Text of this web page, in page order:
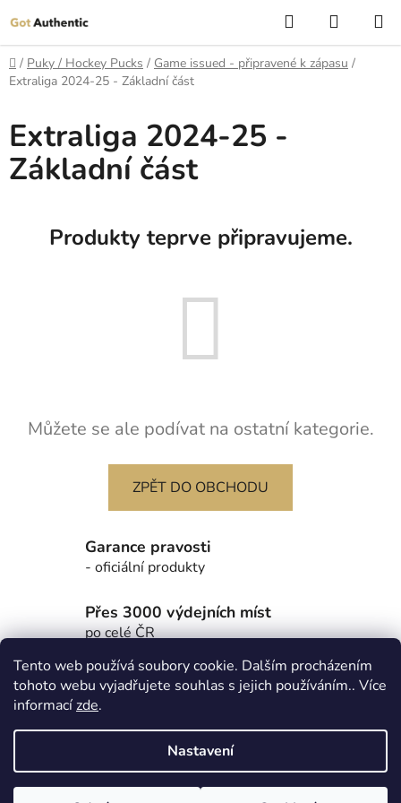
Tento web používá soubory cookie. Dalším procházením
tohoto webu vyjadřujete souhlas s jejich používáním.. Více
informacízde.
Nastavení
na
obsah
Hledat
KOŠÍK
Domů
/ Puky / Hockey Pucks / Game issued - připravené k zápasu /
Extraliga 2024-25 - Základní část
Extraliga 2024-25 -
Základní část
Produkty teprve připravujeme.
Můžete se ale podívat na ostatní kategorie.
ZPĚT DO OBCHODU
Garance pravosti
- oficiální produkty
Přes 3000 výdejních míst
po celé ČR
Partnerské stránky - Autentické sportovní předměty Got
Authentic
Vytvořil Shoptet